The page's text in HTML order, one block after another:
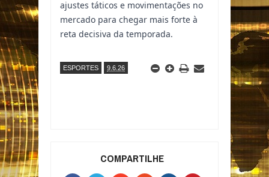
ajustes táticos e movimentações no
mercado para chegar mais forte à
reta decisiva da temporada.
ESPORTES 9.6.26
COMPARTILHE